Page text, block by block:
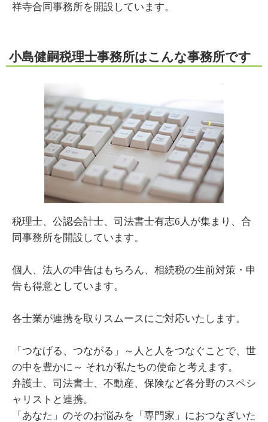
祥寺合同事務所を開設しています。
小島健嗣税理士事務所はこんな事務所です
税理士、公認会計士、司法書士有志6人が集まり、合
同事務所を開設しています。
個人、法人の申告はもちろん、相続税の生前対策・申
告も得意としています。
各士業が連携を取りスムースにご対応いたします。
「つなげる、つながる」～人と人をつなぐことで、世
の中を豊かに～ それが私たちの使命と考えます。
弁護士、司法書士、不動産、保険など各分野のスペシ
ャリストと連携。
「あなた」のそのお悩みを「専門家」におつなぎいた